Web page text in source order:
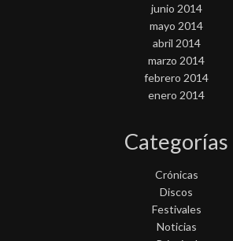
junio 2014
mayo 2014
abril 2014
marzo 2014
febrero 2014
enero 2014
Categorías
Crónicas
Discos
Festivales
Noticias